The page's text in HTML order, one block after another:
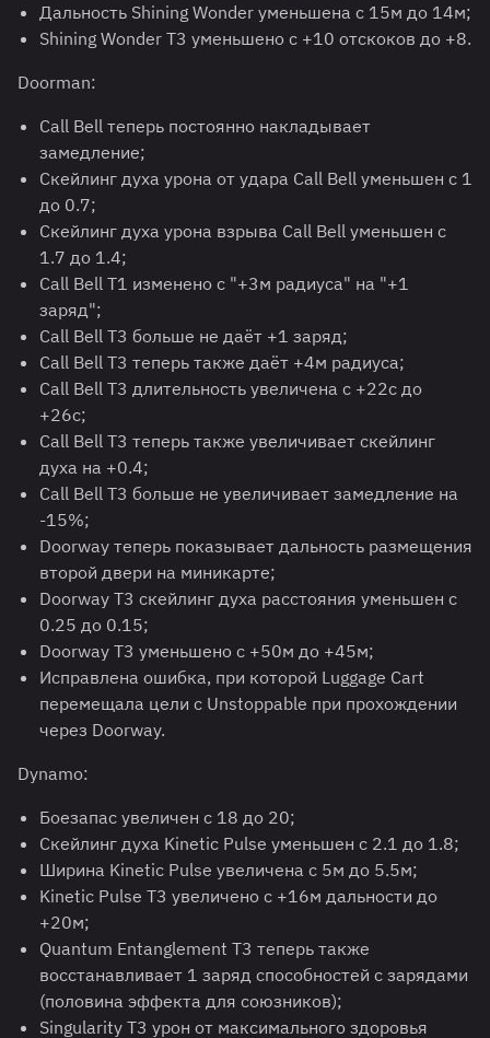
Дальность Shining Wonder уменьшена с 15м до 14м;
Shining Wonder T3 уменьшено с +10 отскоков до +8.
Doorman:
Call Bell теперь постоянно накладывает
замедление;
Скейлинг духа урона от удара Call Bell уменьшен с 1
до 0.7;
Скейлинг духа урона взрыва Call Bell уменьшен с
1.7 до 1.4;
Call Bell T1 изменено с "+3м радиуса" на "+1
заряд";
Call Bell T3 больше не даёт +1 заряд;
Call Bell T3 теперь также даёт +4м радиуса;
Call Bell T3 длительность увеличена с +22с до
+26с;
Call Bell T3 теперь также увеличивает скейлинг
духа на +0.4;
Call Bell T3 больше не увеличивает замедление на
-15%;
Doorway теперь показывает дальность размещения
второй двери на миникарте;
Doorway T3 скейлинг духа расстояния уменьшен с
0.25 до 0.15;
Doorway T3 уменьшено с +50м до +45м;
Исправлена ошибка, при которой Luggage Cart
перемещала цели с Unstoppable при прохождении
через Doorway.
Dynamo:
Боезапас увеличен с 18 до 20;
Скейлинг духа Kinetic Pulse уменьшен с 2.1 до 1.8;
Ширина Kinetic Pulse увеличена с 5м до 5.5м;
Kinetic Pulse T3 увеличено с +16м дальности до
+20м;
Quantum Entanglement T3 теперь также
восстанавливает 1 заряд способностей с зарядами
(половина эффекта для союзников);
Singularity T3 урон от максимального здоровья